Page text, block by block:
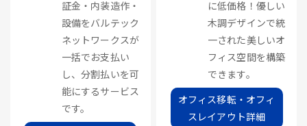
証金・内装造作・
設備をバルテック
ネットワークスが
一括でお支払い
し、分割払いを可
能にするサービス
です。
に低価格！優しい
木調デザインで統
一された美しいオ
フィス空間を構築
できます。
オフィス移転・オフィ
スレイアウト詳細